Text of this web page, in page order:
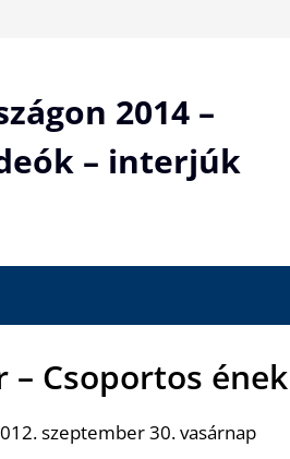
2014 –
– interjúk
– Csoportos
szeptember 30. vasárnap